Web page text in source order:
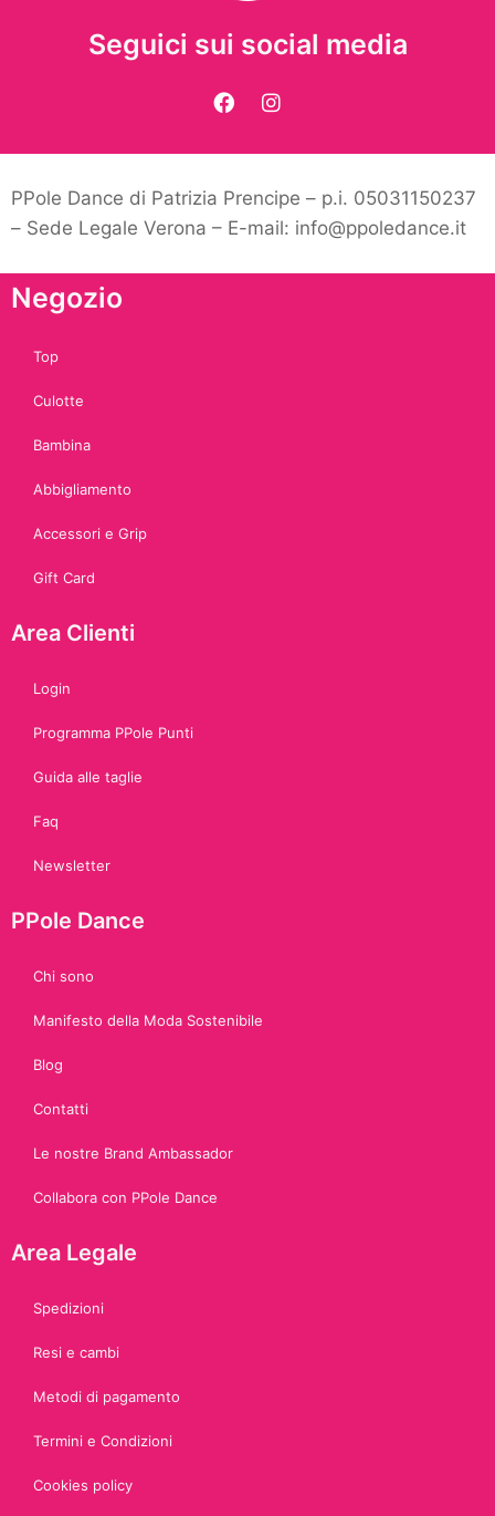
Seguici sui social media
PPole Dance di Patrizia Prencipe – p.i. 05031150237
– Sede Legale Verona – E-mail: info@ppoledance.it
Negozio
Top
Culotte
Bambina
Abbigliamento
Accessori e Grip
Gift Card
Area Clienti
Login
Programma PPole Punti
Guida alle taglie
Faq
Newsletter
PPole Dance
Chi sono
Manifesto della Moda Sostenibile
Blog
Contatti
Le nostre Brand Ambassador
Collabora con PPole Dance
Area Legale
Spedizioni
Resi e cambi
Metodi di pagamento
Termini e Condizioni
Cookies policy